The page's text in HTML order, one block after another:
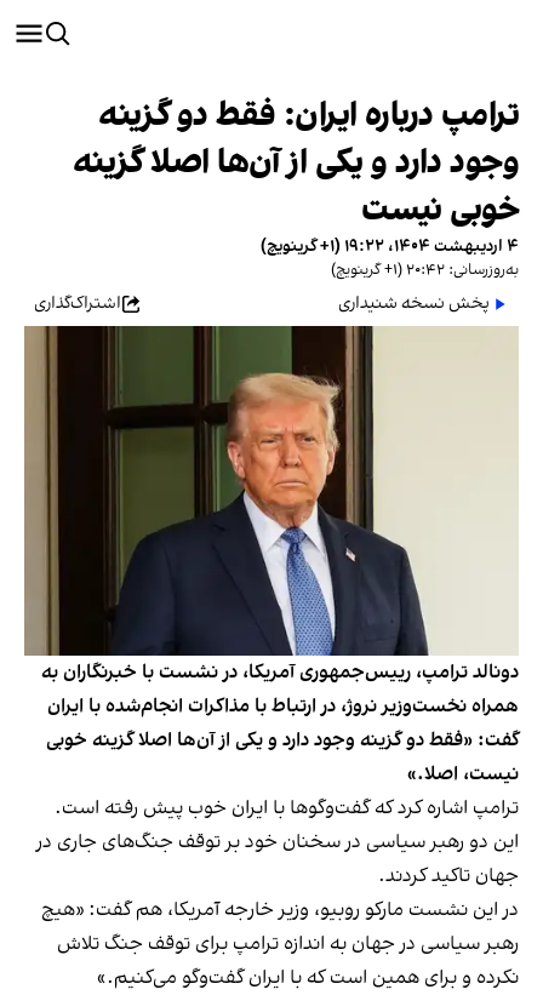
ترامپ درباره ایران: فقط دو گزینه
وجود دارد و یکی از آن‌ها اصلا گزینه
خوبی نیست
۴ اردیبهشت ۱۴۰۴، ۱۹:۲۲ (‎+۱ گرینویچ)
به‌روزرسانی: ۲۰:۴۲ (‎+۱ گرینویچ)
پخش نسخه شنیداری اشتراک‌گذاری
دونالد ترامپ، رییس‌جمهوری آمریکا، در نشست با خبرنگاران به
همراه نخست‌وزیر نروژ، در ارتباط با مذاکرات انجام‌شده با ایران
گفت: «فقط دو گزینه وجود دارد و یکی از آن‌ها اصلا گزینه خوبی
نیست، اصلا.»
ترامپ اشاره کرد که گفت‌وگوها با ایران خوب پیش رفته است.
این دو رهبر سیاسی در سخنان خود بر توقف جنگ‌های جاری در
جهان تاکید کردند.
در این نشست مارکو روبیو،‌ وزیر خارجه آمریکا، هم گفت: «هیچ
رهبر سیاسی در جهان به اندازه ترامپ برای توقف جنگ تلاش
نکرده و برای همین است که با ایران گفت‌وگو می‌کنیم.»